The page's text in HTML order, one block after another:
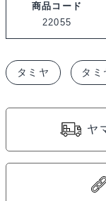
OP.2055
XV-
ア
商品コード
22055
タミヤ タミ
ヤ